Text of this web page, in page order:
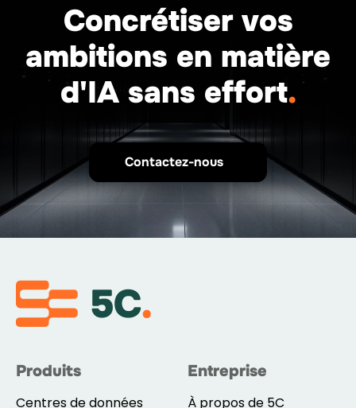
Concrétiser vos
ambitions en matière
d'IA sans effort.
Contactez-nous
Produits
Centres de données
Entreprise
À propos de 5C